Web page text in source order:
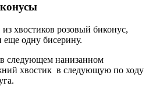
хвостиков розовый биконус,
еще одну бисерину.
следующем нанизанном
хвостик в следующую по ходу